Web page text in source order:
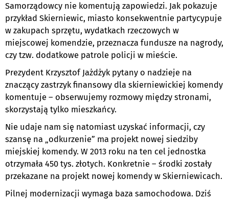
Samorządowcy nie komentują zapowiedzi. Jak pokazuje
przykład Skierniewic, miasto konsekwentnie partycypuje
w zakupach sprzętu, wydatkach rzeczowych w
miejscowej komendzie, przeznacza fundusze na nagrody,
czy tzw. dodatkowe patrole policji w mieście.
Prezydent Krzysztof Jażdżyk pytany o nadzieje na
znaczący zastrzyk finansowy dla skierniewickiej komendy
komentuje – obserwujemy rozmowy między stronami,
skorzystają tylko mieszkańcy.
Nie udaje nam się natomiast uzyskać informacji, czy
szansę na „odkurzenie” ma projekt nowej siedziby
miejskiej komendy. W 2013 roku na ten cel jednostka
otrzymała 450 tys. złotych. Konkretnie – środki zostały
przekazane na projekt nowej komendy w Skierniewicach.
Pilnej modernizacji wymaga baza samochodowa. Dziś